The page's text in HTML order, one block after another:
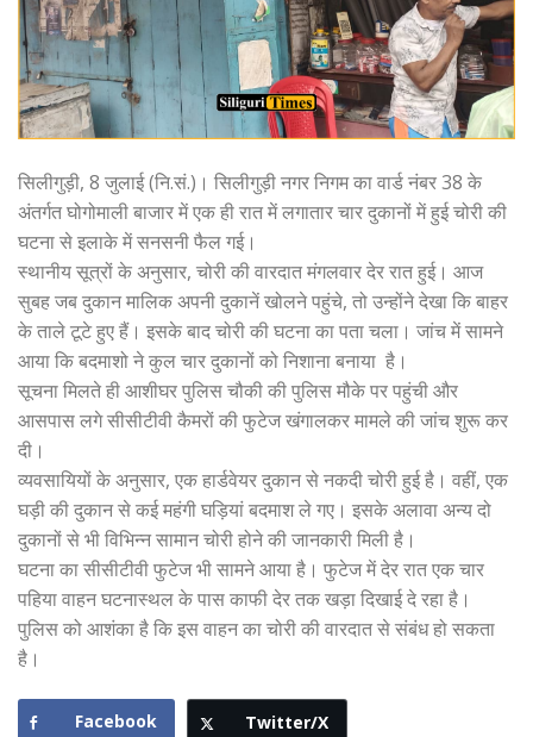
सिलीगुड़ी, 8 जुलाई (नि.सं.)। सिलीगुड़ी नगर निगम का वार्ड नंबर 38 के
अंतर्गत घोगोमाली बाजार में एक ही रात में लगातार चार दुकानों में हुई चोरी की
घटना से इलाके में सनसनी फैल गई।
स्थानीय सूत्रों के अनुसार, चोरी की वारदात मंगलवार देर रात हुई। आज
सुबह जब दुकान मालिक अपनी दुकानें खोलने पहुंचे, तो उन्होंने देखा कि बाहर
के ताले टूटे हुए हैं। इसके बाद चोरी की घटना का पता चला। जांच में सामने
आया कि बदमाशो ने कुल चार दुकानों को निशाना बनाया है।
सूचना मिलते ही आशीघर पुलिस चौकी की पुलिस मौके पर पहुंची और
आसपास लगे सीसीटीवी कैमरों की फुटेज खंगालकर मामले की जांच शुरू कर
दी।
व्यवसायियों के अनुसार, एक हार्डवेयर दुकान से नकदी चोरी हुई है। वहीं, एक
घड़ी की दुकान से कई महंगी घड़ियां बदमाश ले गए। इसके अलावा अन्य दो
दुकानों से भी विभिन्न सामान चोरी होने की जानकारी मिली है।
घटना का सीसीटीवी फुटेज भी सामने आया है। फुटेज में देर रात एक चार
पहिया वाहन घटनास्थल के पास काफी देर तक खड़ा दिखाई दे रहा है।
पुलिस को आशंका है कि इस वाहन का चोरी की वारदात से संबंध हो सकता
है।
Facebook Twitter/X